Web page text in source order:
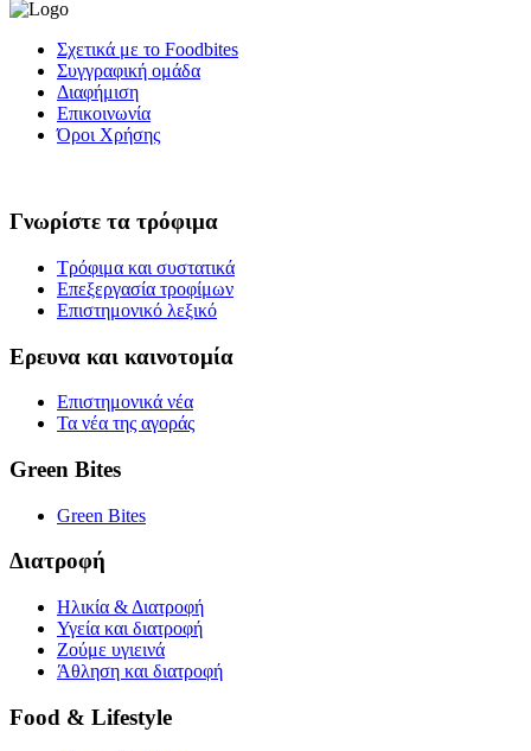
Σχετικά με το Foodbites
Συγγραφική ομάδα
Διαφήμιση
Επικοινωνία
Όροι Χρήσης
Γνωρίστε τα τρόφιμα
Τρόφιμα και συστατικά
Επεξεργασία τροφίμων
Επιστημονικό λεξικό
Ερευνα και καινοτομία
Επιστημονικά νέα
Τα νέα της αγοράς
Green Bites
Green Bites
Διατροφή
Ηλικία & Διατροφή
Υγεία και διατροφή
Ζούμε υγιεινά
Άθληση και διατροφή
Food & Lifestyle